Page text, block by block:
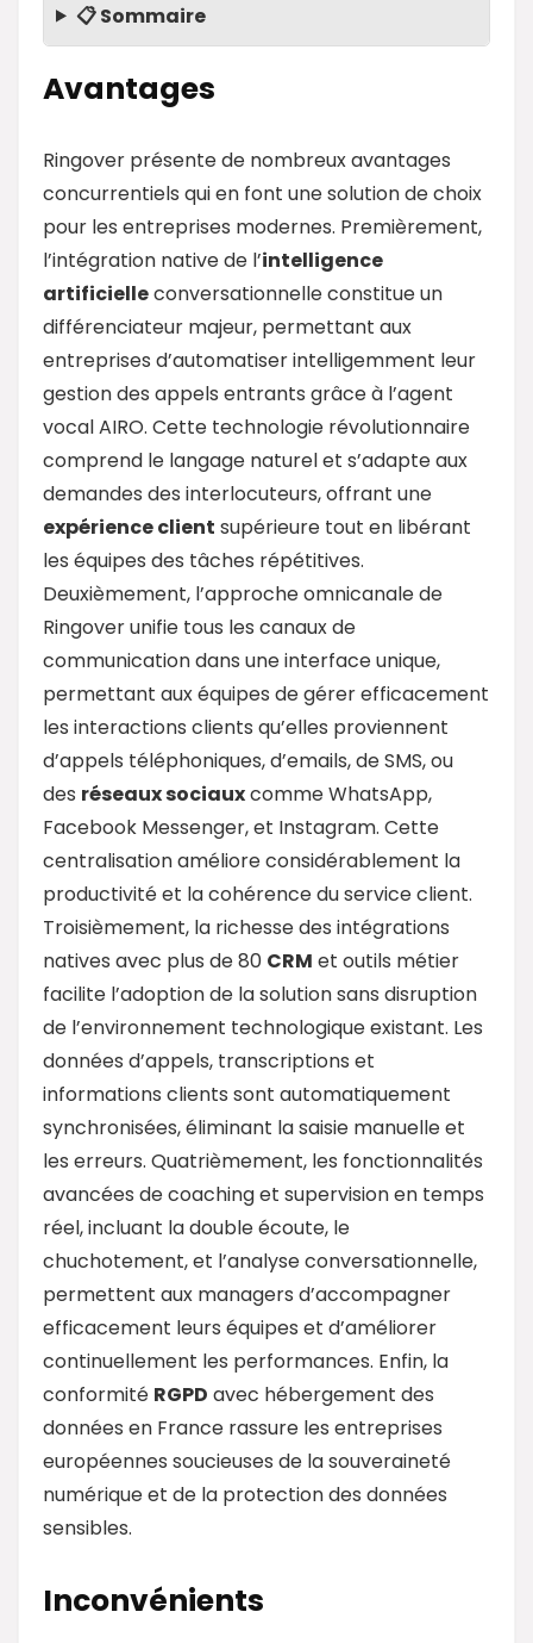
📋 Sommaire
Avantages
Ringover présente de nombreux avantages
concurrentiels qui en font une solution de choix
pour les entreprises modernes. Premièrement,
l’intégration native de l’intelligence
artificielleconversationnelle constitue un
différenciateur majeur, permettant aux
entreprises d’automatiser intelligemment leur
gestion des appels entrants grâce à l’agent
vocal AIRO. Cette technologie révolutionnaire
comprend le langage naturel et s’adapte aux
demandes des interlocuteurs, offrant une
expérience client supérieure tout en libérant
les équipes des tâches répétitives.
Deuxièmement, l’approche omnicanale de
Ringover unifie tous les canaux de
communication dans une interface unique,
permettant aux équipes de gérer efficacement
les interactions clients qu’elles proviennent
d’appels téléphoniques, d’emails, de SMS, ou
des réseaux sociauxcomme WhatsApp,
Facebook Messenger, et Instagram. Cette
centralisation améliore considérablement la
productivité et la cohérence du service client.
Troisièmement, la richesse des intégrations
natives avec plus de 80 CRM et outils métier
facilite l’adoption de la solution sans disruption
de l’environnement technologique existant. Les
données d’appels, transcriptions et
informations clients sont automatiquement
synchronisées, éliminant la saisie manuelle et
les erreurs. Quatrièmement, les fonctionnalités
avancées de coaching et supervision en temps
réel, incluant la double écoute, le
chuchotement, et l’analyse conversationnelle,
permettent aux managers d’accompagner
efficacement leurs équipes et d’améliorer
continuellement les performances. Enfin, la
conformité RGPD avec hébergement des
données en France rassure les entreprises
européennes soucieuses de la souveraineté
numérique et de la protection des données
sensibles.
Inconvénients